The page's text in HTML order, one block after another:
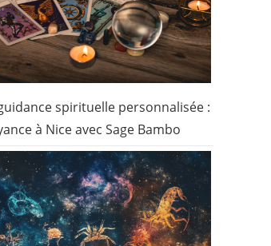
spirituelle personnalisée :
à Nice avec Sage Bambo